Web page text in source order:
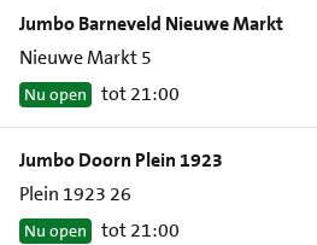
Jumbo Barneveld Nieuwe Markt
Nieuwe Markt 5
Nu open tot 21:00
Jumbo Doorn Plein 1923
Plein 1923 26
Nu open tot 21:00